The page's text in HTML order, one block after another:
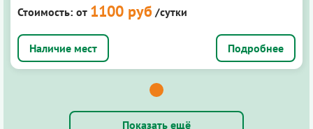
Стоимость: от 1100 руб /сутки
Подробнее
Показать ещё